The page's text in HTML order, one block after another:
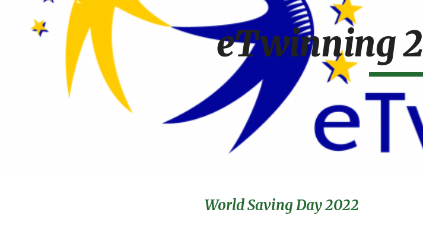
eTwinning
World Saving Day 2022